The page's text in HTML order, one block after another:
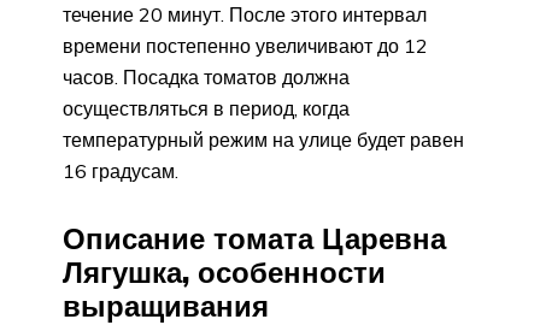
течение 20 минут. После этого интервал
времени постепенно увеличивают до 12
часов. Посадка томатов должна
осуществляться в период, когда
температурный режим на улице будет равен
16 градусам.
Описание томата Царевна
Лягушка, особенности
выращивания